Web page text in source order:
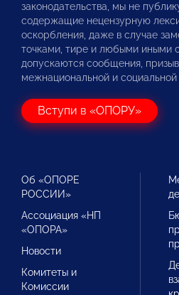
законодательства, мы не
содержащие нецензурную
оскорбления, даже в случае
точками, тире и любыми иными
допускаются сообщения,
межнациональной и социальной
Вступи в «ОПОРУ»
Об «ОПОРЕ
РОССИИ»
Ассоциация «НП
«ОПОРА»
Новости
Комитеты и
Комиссии